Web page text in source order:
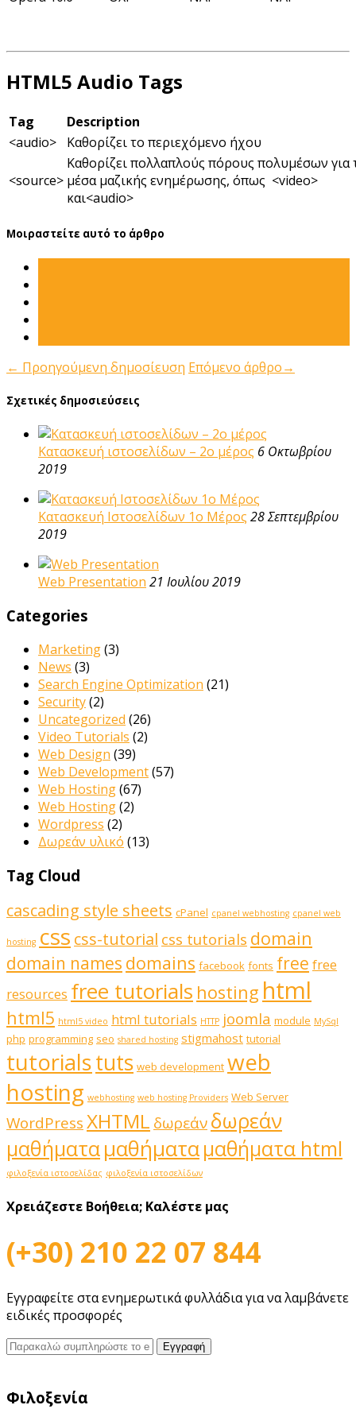
HTML5 Audio Tags
Tag
Description
<audio>
Καθορίζει το περιεχόμενο ήχου
<source>
Καθορίζει πολλαπλούς πόρους πολυμέσων για
μέσα μαζικής ενημέρωσης, όπως <video>
και<audio>
Μοιραστείτε αυτό το άρθρο
← Προηγούμενη δημοσίευση Επόμενο άρθρο→
Σχετικές δημοσιεύσεις
Κατασκευή ιστοσελίδων – 2ο μέρος 6 Οκτωβρίου
2019
Κατασκευή Ιστοσελίδων 1ο Μέρος 28 Σεπτεμβρίου
2019
Web Presentation 21 Ιουλίου 2019
Categories
Marketing(3)
News (3)
Search Engine Optimization (21)
Security(2)
Uncategorized (26)
Video Tutorials (2)
Web Design (39)
Web Development(57)
Web Hosting(67)
Web Hosting(2)
Wordpress (2)
Δωρεάν υλικό (13)
Tag Cloud
cascading style sheets cPanel cpanel webhosting cpanel web
hosting css css-tutorial css tutorials domain
domain names domains facebook fonts free free
resources free tutorials hosting html
html5 html5 video html tutorials HTTP joomla module MySql
php programming seo shared hosting stigmahost tutorial
tutorialstuts web development web
hosting webhosting web hosting Providers Web Server
WordPressXHTML δωρεάνδωρεάν
μαθήματαμαθήματαμαθήματα html
φιλοξενία ιστοσελίδας φιλοξενία ιστοσελίδων
Χρειάζεστε Βοήθεια; Καλέστε μας
(+30) 210 22 07 844
Εγγραφείτε στα ενημερωτικά φυλλάδια για να λαμβάνετε
ειδικές προσφορές
Φιλοξενία